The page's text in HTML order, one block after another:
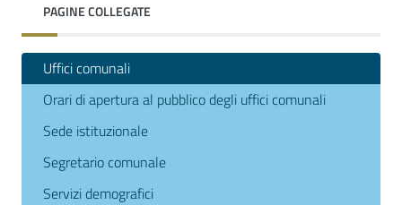
PAGINE COLLEGATE
Uffici comunali
Orari di apertura al pubblico degli uffici comunali
Sede istituzionale
Segretario comunale
Servizi demografici